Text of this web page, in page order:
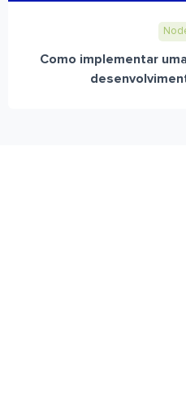
Como implementar